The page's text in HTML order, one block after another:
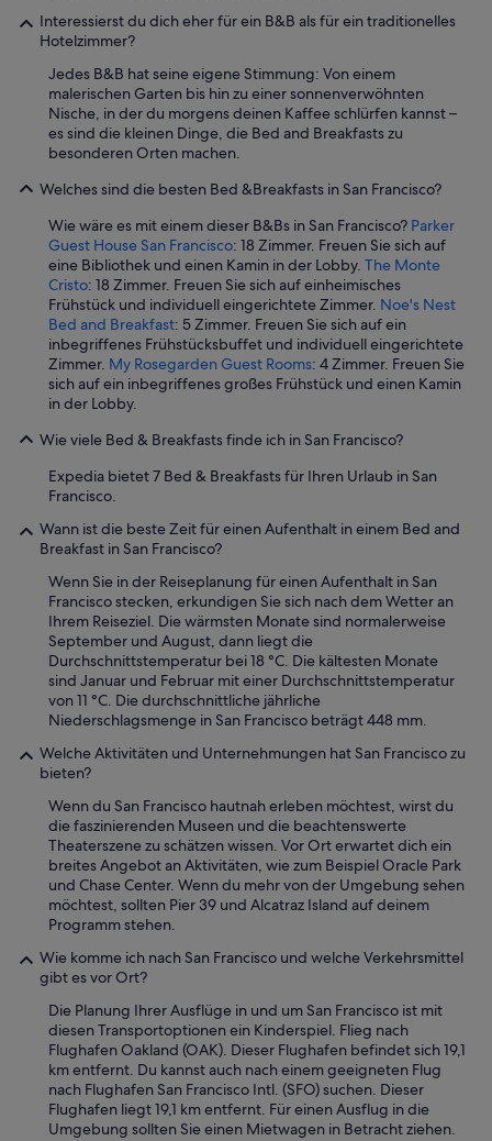
Interessierst du dich eher für ein B&B als für ein traditionelles
Hotelzimmer?
Jedes B&B hat seine eigene Stimmung: Von einem
malerischen Garten bis hin zu einer sonnenverwöhnten
Nische, in der du morgens deinen Kaffee schlürfen kannst –
es sind die kleinen Dinge, die Bed and Breakfasts zu
besonderen Orten machen.
Welches sind die besten Bed &Breakfasts in San Francisco?
Wie wäre es mit einem dieser B&Bs in San Francisco? Parker
Guest House San Francisco: 18 Zimmer. Freuen Sie sich auf
eine Bibliothek und einen Kamin in der Lobby. The Monte
Cristo: 18 Zimmer. Freuen Sie sich auf einheimisches
Frühstück und individuell eingerichtete Zimmer. Noe's Nest
Bed and Breakfast: 5 Zimmer. Freuen Sie sich auf ein
inbegriffenes Frühstücksbuffet und individuell eingerichtete
Zimmer. My Rosegarden Guest Rooms: 4 Zimmer. Freuen Sie
sich auf ein inbegriffenes großes Frühstück und einen Kamin
in der Lobby.
Wie viele Bed & Breakfasts finde ich in San Francisco?
Expedia bietet 7 Bed & Breakfasts für Ihren Urlaub in San
Francisco.
Wann ist die beste Zeit für einen Aufenthalt in einem Bed and
Breakfast in San Francisco?
Wenn Sie in der Reiseplanung für einen Aufenthalt in San
Francisco stecken, erkundigen Sie sich nach dem Wetter an
Ihrem Reiseziel. Die wärmsten Monate sind normalerweise
September und August, dann liegt die
Durchschnittstemperatur bei 18 °C. Die kältesten Monate
sind Januar und Februar mit einer Durchschnittstemperatur
von 11 °C. Die durchschnittliche jährliche
Niederschlagsmenge in San Francisco beträgt 448 mm.
Welche Aktivitäten und Unternehmungen hat San Francisco zu
bieten?
Wenn du San Francisco hautnah erleben möchtest, wirst du
die faszinierenden Museen und die beachtenswerte
Theaterszene zu schätzen wissen. Vor Ort erwartet dich ein
breites Angebot an Aktivitäten, wie zum Beispiel Oracle Park
und Chase Center. Wenn du mehr von der Umgebung sehen
möchtest, sollten Pier 39 und Alcatraz Island auf deinem
Programm stehen.
Wie komme ich nach San Francisco und welche Verkehrsmittel
gibt es vor Ort?
Die Planung Ihrer Ausflüge in und um San Francisco ist mit
diesen Transportoptionen ein Kinderspiel. Flieg nach
Flughafen Oakland (OAK). Dieser Flughafen befindet sich 19,1
km entfernt. Du kannst auch nach einem geeigneten Flug
nach Flughafen San Francisco Intl. (SFO) suchen. Dieser
Flughafen liegt 19,1 km entfernt. Für einen Ausflug in die
Umgebung sollten Sie einen Mietwagen in Betracht ziehen.